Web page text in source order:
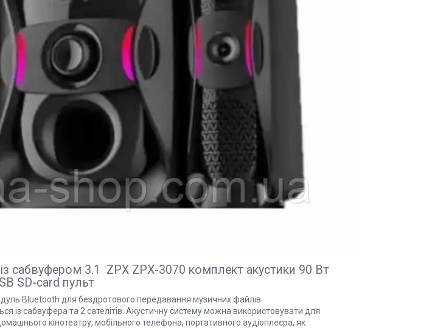
сабвуфером 3.1 ZPX ZPX-3070 комплект акустики 90 Вт
SD-card пульт
Bluetooth для бездротового передавання музичних файлів.
із сабвуфера та 2 сателітів. Акустичну систему можна використовувати для
кінотеатру, мобільного телефона, портативного аудіоплеєра, як